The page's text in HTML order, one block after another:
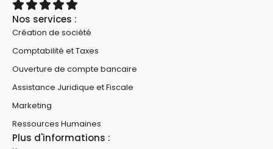
Nos services :
Création de société
Comptabilité et Taxes
Ouverture de compte bancaire
Assistance Juridique et Fiscale
Marketing
Ressources Humaines
Plus d'informations :